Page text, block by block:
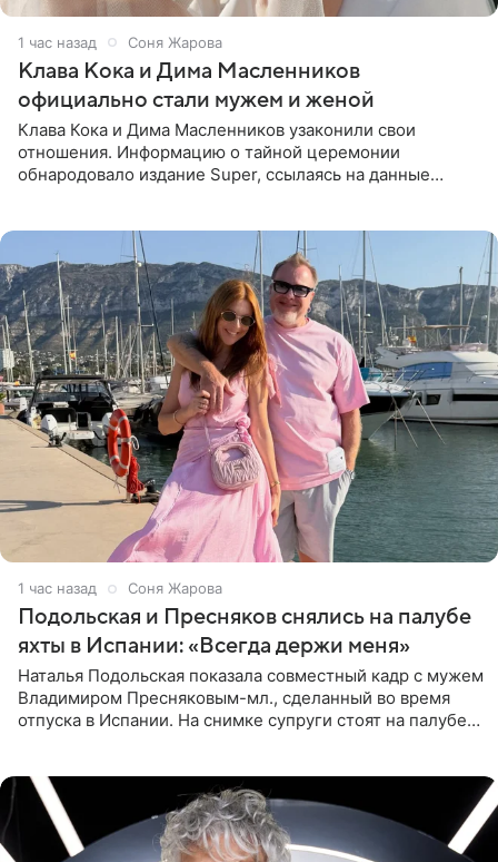
1 час назад Соня Жарова
Клава Кока и Дима Масленников
официально стали мужем и женой
Клава Кока и Дима Масленников узаконили свои
отношения. Информацию о тайной церемонии
обнародовало издание Super, ссылаясь на данные
1 час назад Соня Жарова
Подольская и Пресняков снялись на палубе
яхты в Испании: «Всегда держи меня»
Наталья Подольская показала совместный кадр с мужем
Владимиром Пресняковым-мл., сделанный во время
отпуска в Испании. На снимке супруги стоят на палубе